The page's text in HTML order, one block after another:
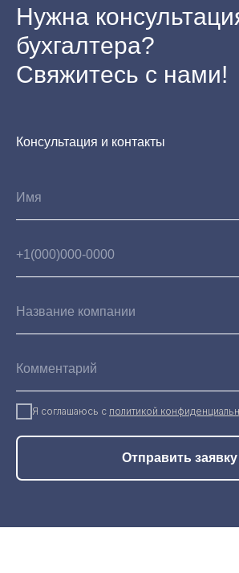
Нужна
бухгалтера?
Свяжитесь с нами!
Консультация и контакты
Я соглашаюсь с политикой
Отправить заявку
ООО Интегра, ИНН: 2536036443, КПП: 253601001
Контакты
Наши услуги